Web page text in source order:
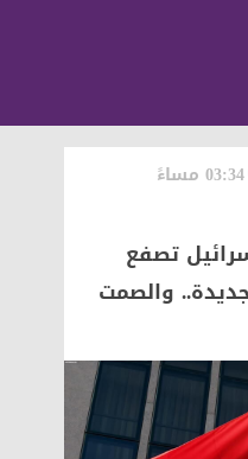
03:34 مساءً
تصفع
جديدة.. والصمت